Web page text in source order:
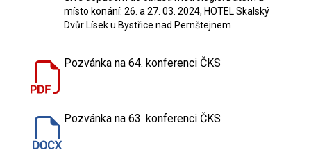
místo konání: 26. a 27. 03. 2024, HOTEL Skalský
Dvůr Lísek u Bystřice nad Pernštejnem
Pozvánka na 64. konferenci ČKS
Pozvánka na 63. konferenci ČKS